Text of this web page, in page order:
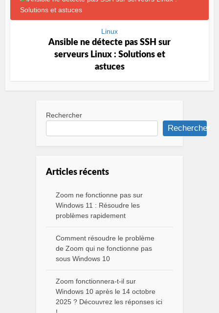
Linux
Ansible ne détecte pas SSH sur
serveurs Linux : Solutions et
astuces
Rechercher
Rechercher
Articles récents
Zoom ne fonctionne pas sur
Windows 11 : Résoudre les
problèmes rapidement
Comment résoudre le problème
de Zoom qui ne fonctionne pas
sous Windows 10
Zoom fonctionnera-t-il sur
Windows 10 après le 14 octobre
2025 ? Découvrez les réponses ici